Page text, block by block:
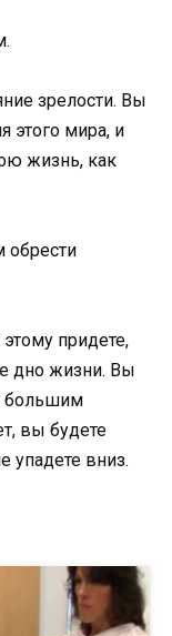
зрелости. Вы
этого мира, и
жизнь, как
обрести
придете,
дно жизни. Вы
большим
вы будете
упадете вниз.